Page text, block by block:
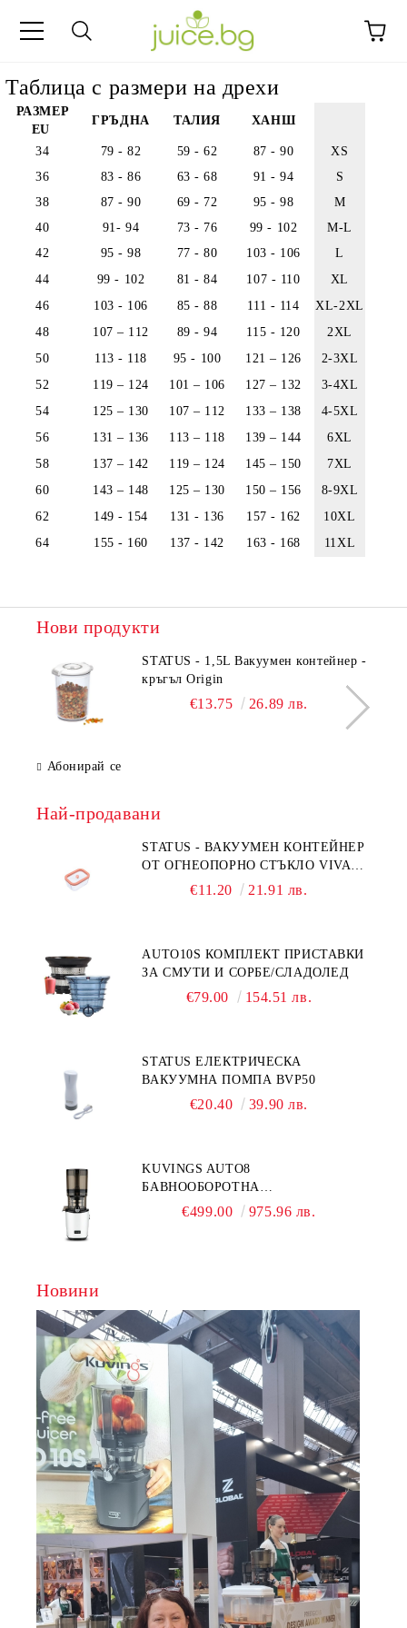
Таблица с размери на дрехи
РАЗМЕР
EU
ГРЪДНА ТАЛИЯ ХАНШ
34 79 - 82 59 - 62 87 - 90
XS
36
83 - 86 63 - 68 91 - 94
S
38
87 - 90 69 - 72 95 - 98
M
40
91- 94 73 - 76 99 - 102
M-L
42
95 - 98 77 - 80 103 - 106
L
44
99 - 102 81 - 84 107 - 110
XL
46
103 - 106 85 - 88 111 - 114
XL-2XL
48
107 – 112 89 - 94 115 - 120
2XL
50
113 - 118 95 - 100 121 – 126
2-3XL
52
119 – 124 101 – 106 127 – 132
3-4XL
54
125 – 130 107 – 112 133 – 138
4-5XL
56
131 – 136 113 – 118 139 – 144
6XL
58
137 – 142 119 – 124 145 – 150
7XL
60
143 – 148 125 – 130 150 – 156
8-9XL
62
149 - 154 131 - 136 157 - 162
10XL
64
155 - 160 137 - 142 163 - 168 11XL
Нови продукти
STATUS - 1,5L Вакуумен контейнер -
кръгъл Origin
€13.75 26.89 лв.
Абонирай се
Най-продавани
STATUS - ВАКУУМЕН КОНТЕЙНЕР
ОТ ОГНЕОПОРНО СТЪКЛО VIVA
€11.20 21.91 лв.
AUTO10S КОМПЛЕКТ ПРИСТАВКИ
ЗА СМУТИ И СОРБЕ/СЛАДОЛЕД
€79.00 154.51 лв.
STATUS ЕЛЕКТРИЧЕСКА
ВАКУУМНА ПОМПА BVP50
€20.40 39.90 лв.
KUVINGS AUTO8
БАВНООБОРОТНА
СОКОИЗСТИСКВАЧКА - ТИП
€499.00 975.96 лв.
Новини